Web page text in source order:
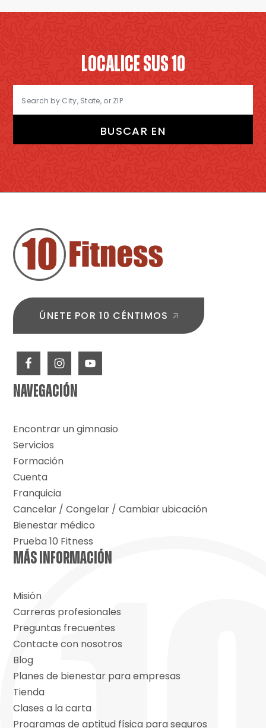
LOCALICE SUS 10
BUSCAR EN
DE
PÁGINA
ÚNETE POR 10 CÉNTIMOS
NAVEGACIÓN
Encontrar un gimnasio
Servicios
Formación
Cuenta
Franquicia
Cancelar / Congelar / Cambiar ubicación
Bienestar médico
Prueba 10 Fitness
MÁS INFORMACIÓN
Misión
Carreras profesionales
Preguntas frecuentes
Contacte con nosotros
Blog
Planes de bienestar para empresas
Tienda
Clases a la carta
Programas de aptitud física para seguros